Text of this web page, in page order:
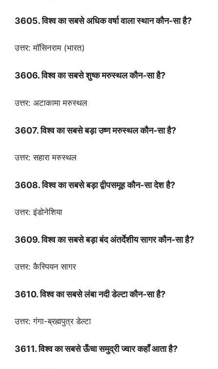
3605. विश्व का सबसे अधिक वर्षा वाला स्थान कौन-सा है?
उत्तर: मॉसिनराम (भारत)
3606. विश्व का सबसे शुष्क मरुस्थल कौन-सा है?
उत्तर: अटाकामा मरुस्थल
3607. विश्व का सबसे बड़ा उष्ण मरुस्थल कौन-सा है?
उत्तर: सहारा मरुस्थल
3608. विश्व का सबसे बड़ा द्वीपसमूह कौन-सा देश है?
उत्तर: इंडोनेशिया
3609. विश्व का सबसे बड़ा बंद अंतर्देशीय सागर कौन-सा है?
उत्तर: कैस्पियन सागर
3610. विश्व का सबसे लंबा नदी डेल्टा कौन-सा है?
उत्तर: गंगा-ब्रह्मपुत्र डेल्टा
3611. विश्व का सबसे ऊँचा समुद्री ज्वार कहाँ आता है?